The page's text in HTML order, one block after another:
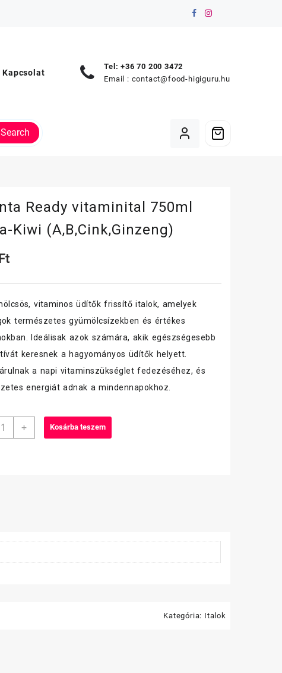
Kapcsolat
Tel: +36 70 200 3472
Email : contact@food-higiguru.hu
Search
Ready vitaminital 750ml
Kiwi (A,B,Cink,Ginzeng)
Ft
vitaminos üdítők frissítő italok, amelyek
természetes gyümölcsízekben és értékes
Ideálisak azok számára, akik egészségesebb
keresnek a hagyományos üdítők helyett.
a napi vitaminszükséglet fedezéséhez, és
energiát adnak a mindennapokhoz.
+ Kosárba teszem
Kategória: Italok